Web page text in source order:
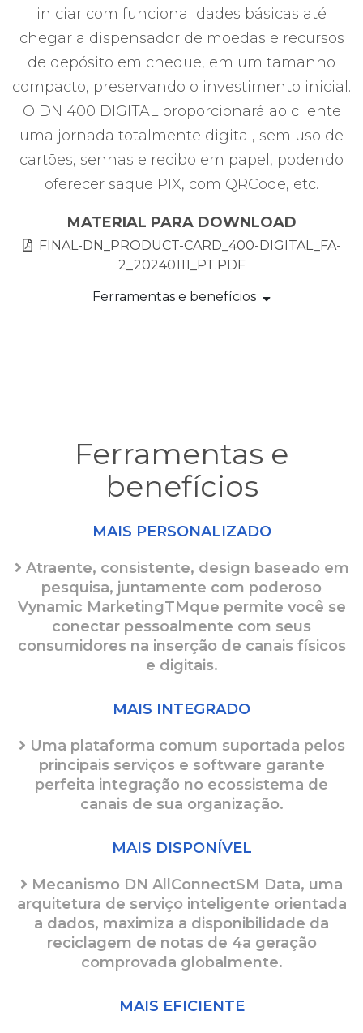
iniciar com funcionalidades básicas até
chegar a dispensador de moedas e recursos
de depósito em cheque, em um tamanho
compacto, preservando o investimento inicial.
O DN 400 DIGITAL proporcionará ao cliente
uma jornada totalmente digital, sem uso de
cartões, senhas e recibo em papel, podendo
oferecer saque PIX, com QRCode, etc.
MATERIAL PARA DOWNLOAD
FINAL-DN_PRODUCT-CARD_400-DIGITAL_FA-
2_20240111_PT.PDF
Ferramentas e benefícios
Ferramentas e
benefícios
MAIS PERSONALIZADO
Atraente, consistente, design baseado em
pesquisa, juntamente com poderoso
Vynamic MarketingTMque permite você se
conectar pessoalmente com seus
consumidores na inserção de canais físicos
e digitais.
MAIS INTEGRADO
Uma plataforma comum suportada pelos
principais serviços e software garante
perfeita integração no ecossistema de
canais de sua organização.
MAIS DISPONÍVEL
Mecanismo DN AllConnectSM Data, uma
arquitetura de serviço inteligente orientada
a dados, maximiza a disponibilidade da
reciclagem de notas de 4a geração
comprovada globalmente.
MAIS EFICIENTE